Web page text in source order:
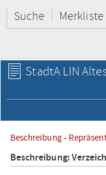
Suche Merkliste
StadtA LIN
Beschreibung-
Beschreibung: